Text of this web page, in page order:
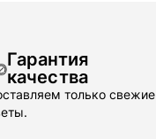
Гарантия
качества
только свежие